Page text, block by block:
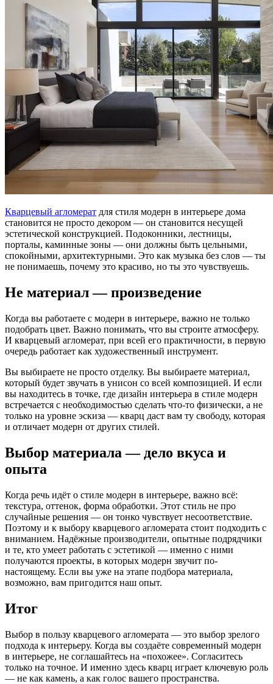
Кварцевый агломерат для стиля модерн в интерьере дома
становится не просто декором — он становится несущей
эстетической конструкцией. Подоконники, лестницы,
порталы, каминные зоны — они должны быть цельными,
спокойными, архитектурными. Это как музыка без слов — ты
не понимаешь, почему это красиво, но ты это чувствуешь.
Не материал — произведение
Когда вы работаете с модерн в интерьере, важно не только
подобрать цвет. Важно понимать, что вы строите атмосферу.
И кварцевый агломерат, при всей его практичности, в первую
очередь работает как художественный инструмент.
Вы выбираете не просто отделку. Вы выбираете материал,
который будет звучать в унисон со всей композицией. И если
вы находитесь в точке, где дизайн интерьера в стиле модерн
встречается с необходимостью сделать что-то физически, а не
только на уровне эскиза — кварц даст вам ту свободу, которая
и отличает модерн от других стилей.
Выбор материала — дело вкуса и
опыта
Когда речь идёт о стиле модерн в интерьере, важно всё:
текстура, оттенок, форма обработки. Этот стиль не про
случайные решения — он тонко чувствует несоответствие.
Поэтому и к выбору кварцевого агломерата стоит подходить с
вниманием. Надёжные производители, опытные подрядчики
и те, кто умеет работать с эстетикой — именно с ними
получаются проекты, в которых модерн звучит по-
настоящему. Если вы уже на этапе подбора материала,
возможно, вам пригодится наш опыт.
Итог
Выбор в пользу кварцевого агломерата — это выбор зрелого
подхода к интерьеру. Когда вы создаёте современный модерн
в интерьере, не соглашайтесь на «похожее». Согласитесь
только на точное. И именно здесь кварц играет ключевую роль
— не как камень, а как голос вашего пространства.